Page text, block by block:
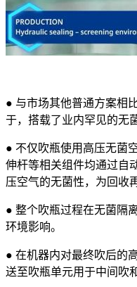
● 与市场其他普通方案相
于，搭载了业内罕见的无
● 不仅吹瓶使用高压无菌
伸杆等相关组件均通过自
压空气的无菌性，为回收
● 整个吹瓶过程在无菌隔
环境影响。
● 在机器内对最终吹后的
送至吹瓶单元用于中间吹